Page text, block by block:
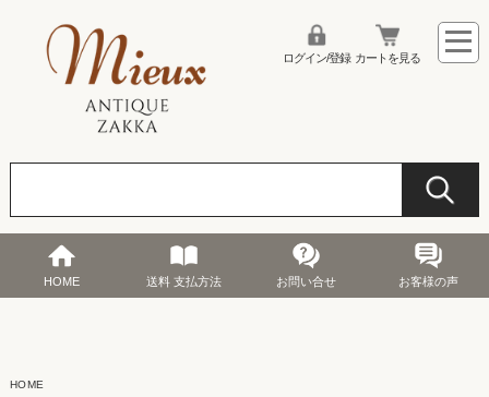
ログイン/登録 カートを見る
HOME 送料 支払方法 お問い合せ お客様の声
HOME